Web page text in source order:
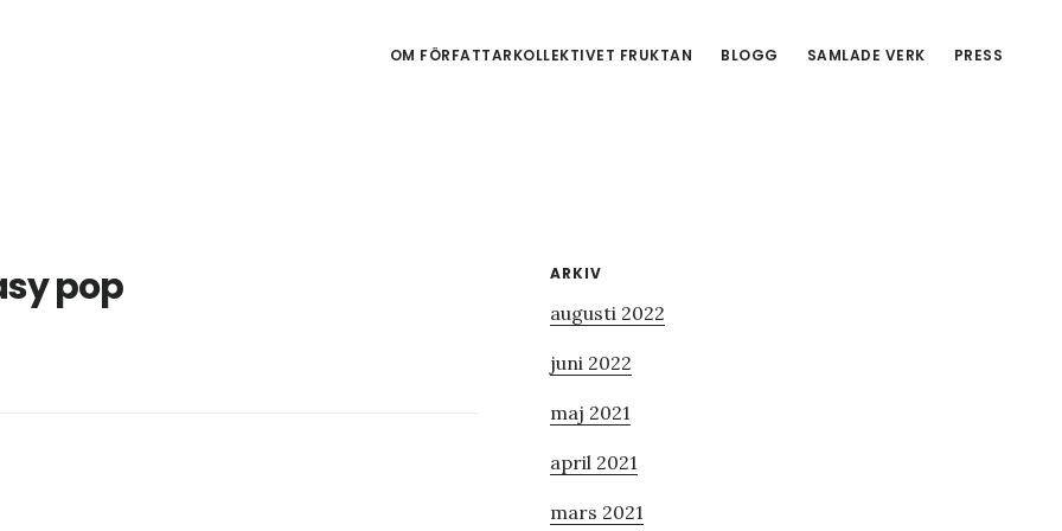
OM FÖRFATTARKOLLEKTIVET FRUKTAN BLOGG SAMLADE VERK PRESS
pop
Primärt
sidofält
ARKIV
augusti 2022
juni 2022
maj 2021
april 2021
mars 2021